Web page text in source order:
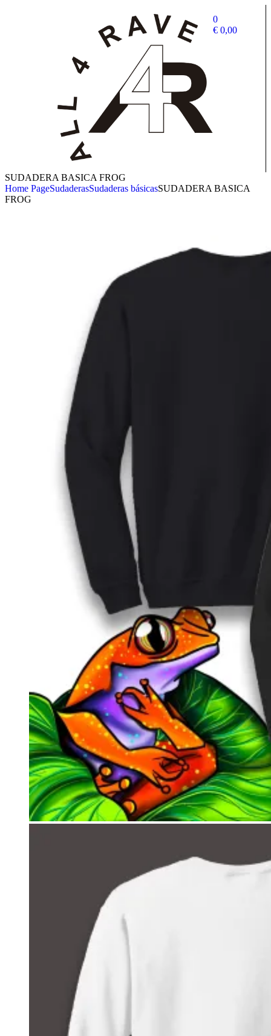
0
€0,00
SUDADERA BASICA FROG
Home PageSudaderasSudaderas básicasSUDADERA BASICA
FROG